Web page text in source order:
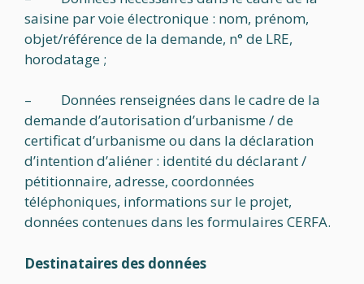
saisine par voie électronique : nom, prénom,
objet/référence de la demande, n° de LRE,
horodatage ;
– Données renseignées dans le cadre de la
demande d’autorisation d’urbanisme / de
certificat d’urbanisme ou dans la déclaration
d’intention d’aliéner : identité du déclarant /
pétitionnaire, adresse, coordonnées
téléphoniques, informations sur le projet,
données contenues dans les formulaires CERFA.
Destinataires des données